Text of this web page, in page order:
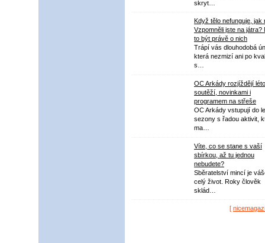
skryt…
Když tělo nefunguje, jak
Vzpomněli jste na játra?
to být právě o nich
Trápí vás dlouhodobá
která nezmizí ani po
s…
OC Arkády rozjíždějí léto
soutěží, novinkami i
programem na střeše
OC Arkády vstupují do
sezony s řadou aktivit,
ma…
Víte, co se stane s vaší
sbírkou, až tu jednou
nebudete?
Sběratelství mincí je
celý život. Roky člověk
sklád…
[